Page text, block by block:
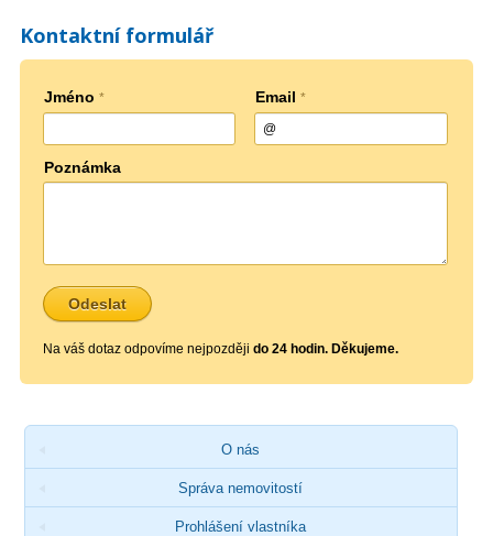
Kontaktní formulář
Jméno * Email *
Poznámka
Na váš dotaz odpovíme nejpozději do 24 hodin. Děkujeme.
O nás
Správa nemovitostí
Prohlášení vlastníka